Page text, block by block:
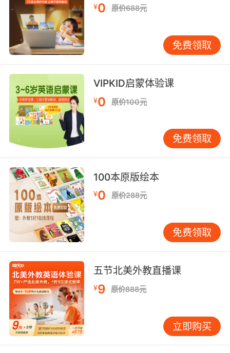
儿童英语视频之《Maisy（小鼠波波和他的朋友
们）》
小鼠波波是一只可爱并且善良的小老鼠，它还有
些迷迷糊糊的，每天都是和好朋友鳄鱼丁丁、松
很多有趣精彩的生活冒险故事。其充满温馨趣味
和欢乐创意的剧情，可以很好地吸引孩子们的观
看兴趣。并且动画中也蕴含了家长们对幼儿时期
小朋友的教育理念，也给孩子们提供了一个无限
延伸的想象空间，是非常适合父母引导孩子们来
学习英语的一部启蒙动画。
儿童英语视频之《Peep and the big Wide
World小鸟趣事多》
该动画讲述的是一个关于鸭子、小鸟与小鸡的故
的琐碎小事，就算是春天开出的第一朵花也被展
示的趣味丛生，这也正是孩子们拥有的那份童
真。并且该动画的配音发音是很地道的，也有助
于孩子们锻炼听力和口语。
儿童英语视频之《little bear（天才宝贝熊）》，
¥0 原价688元
免费领取
VIPKID启蒙体验课
¥0 原价100元
免费领取
100本原版绘本
¥0 原价288元
免费领取
五节北美外教直播课
¥9 原价888元
立即购买